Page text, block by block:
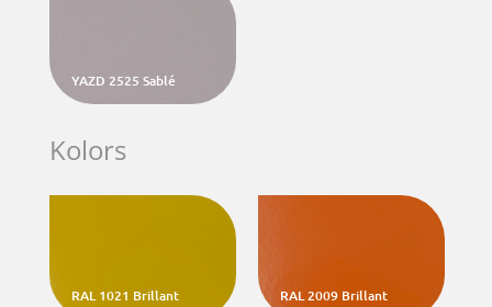
YAZD 2525 Sablé
Kolors
RAL 1021 Brillant RAL 2009 Brillant